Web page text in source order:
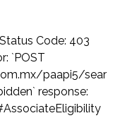
Code: 403
`POST
paapi5/sear
response: